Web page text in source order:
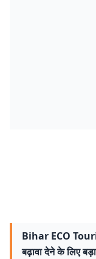
Bihar ECO
बढ़ावा देने के लिए